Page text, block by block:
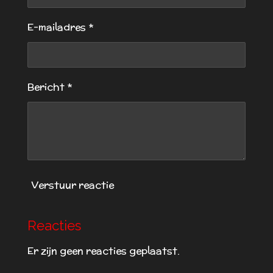
e
r
n
n n n
E-mailadres *
Bericht *
Verstuur reactie
Reacties
Er zijn geen reacties geplaatst.